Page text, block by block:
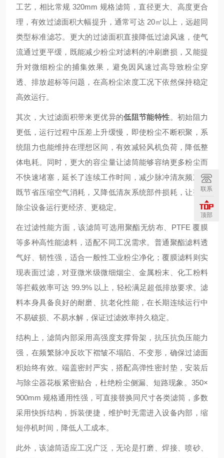
工艺，相比常规 320mm 规格滤筒，直径更大、高度更合
理，有效过滤面积大幅提升，通常可达 20㎡以上，远超同
类型标准滤芯。更大的过滤面积直接降低过滤风速，使气
流通过更平缓，既能减少粉尘对滤料的冲刷磨损，又能提
升对微细粉尘的捕集效果，避免因风速过高导致粉尘穿
透、排放超标等问题，在高粉尘浓度工况下依然保持稳定
高效运行。
其次，大过滤面积带来更优异的低阻节能特性。初始阻力
更低，运行过程中压差上升缓慢，即使粉尘不断积聚，系
统阻力也能维持在理想区间，有效减轻风机负荷，降低整
体电耗。同时，更大的容尘量让滤筒能够容纳更多粉尘而
不快速堵塞，延长了连续工作时间，减少脉冲清灰频次，
既节省压缩空气消耗，又降低清灰系统部件损耗，让整套
除尘设备运行更经济、更稳定。
在过滤性能方面，该滤筒可选用聚酯无纺布、PTFE 覆膜
等多种高性能滤料，适配不同工况需求。普通聚酯滤料透
气好、韧性强，适合一般性工业粉尘净化；覆膜滤料则实
现表面过滤，对亚微米级微细烟尘、金属粉末、化工粉料
等拦截效率可达 99.9% 以上，轻松满足超低排放要求。滤
料本身具备良好的耐磨、抗老化性能，在长期连续运行中
不易破损、不易水解，保证过滤效率持久稳定。
结构上，滤筒内部采用高强度支撑骨架，抗压抗负压能力
强，在频繁脉冲反吹下褶皱不塌陷、不变形，确保过滤面
积始终有效。端盖密封严实，搭配高弹性密封垫，安装后
与除尘器花板紧密贴合，杜绝粉尘侧漏、短路现象。350×
900mm 规格通用性强，可直接替换同尺寸各类滤筒，多数
采用快拆结构，拆装便捷，维护时无需进入设备内部，缩
短停机时间，降低人工成本。
此外，该滤筒适应工况广泛，无论是打磨、焊接、喷砂、
联系
顶部